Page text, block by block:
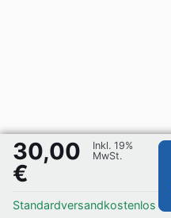
30,00
€
Inkl. 19%
MwSt.
Standardversandkostenlos